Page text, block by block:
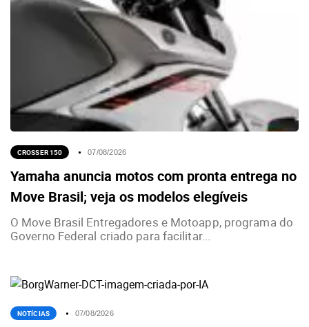
CROSSER 150 07/08/2026
Yamaha anuncia motos com pronta entrega no
Move Brasil; veja os modelos elegíveis
O Move Brasil Entregadores e Motoapp, programa do
Governo Federal criado para facilitar...
NOTÍCIAS 07/08/2026